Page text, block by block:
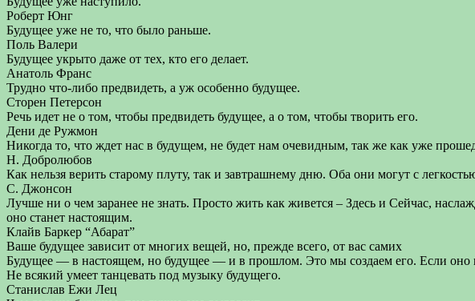
Роберт Юнг
Будущее уже не то, что было раньше.
Поль Валери
Будущее укрыто даже от тех, кто его делает.
Анатоль Франс
Трудно что-либо предвидеть, а уж особенно будущее.
Сторен Петерсон
Речь идет не о том, чтобы предвидеть будущее, а о том, чтобы творить его.
Дени де Ружмон
Никогда то, что ждет нас в будущем, не будет нам очевидным, так же как уже
Н. Добролюбов
Как нельзя верить старому плуту, так и завтрашнему дню. Оба они могут с
С. Джонсон
Лучше ни о чем заранее не знать. Просто жить как живется – Здесь и Сейчас,
оно станет настоящим.
Клайв Баркер “Абарат”
Ваше будущее зависит от многих вещей, но, прежде всего, от вас самих
Будущее — в настоящем, но будущее — и в прошлом. Это мы создаем его. Если оно
Не всякий умеет танцевать под музыку будущего.
Станислав Ежи Лец